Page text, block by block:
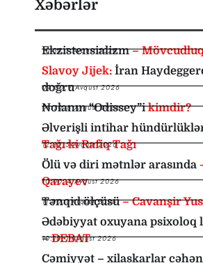
Xəbərlər
Ekzistensializm–
10:35,7 Avqust 2026
Slavoy Jijek: İran
doğru
09:00,7 Avqust 2026
Nolanın “Odissey”ikimdir?
08:30,6 Avqust 2026
Əlverişli intihar
Tağı ki Rafiq Tağı
12:35,5 Avqust 2026
Ölü və diri mətnlər arasında
Qarayev
10:00,4 Avqust 2026
Tənqid ölçüsü– Cavanşir
11:00,1 Avqust 2026
Ədəbiyyat oxuyana psixoloq
–DEBAT
10:10,1 Avqust 2026
Cəmiyyət – xilaskarlar